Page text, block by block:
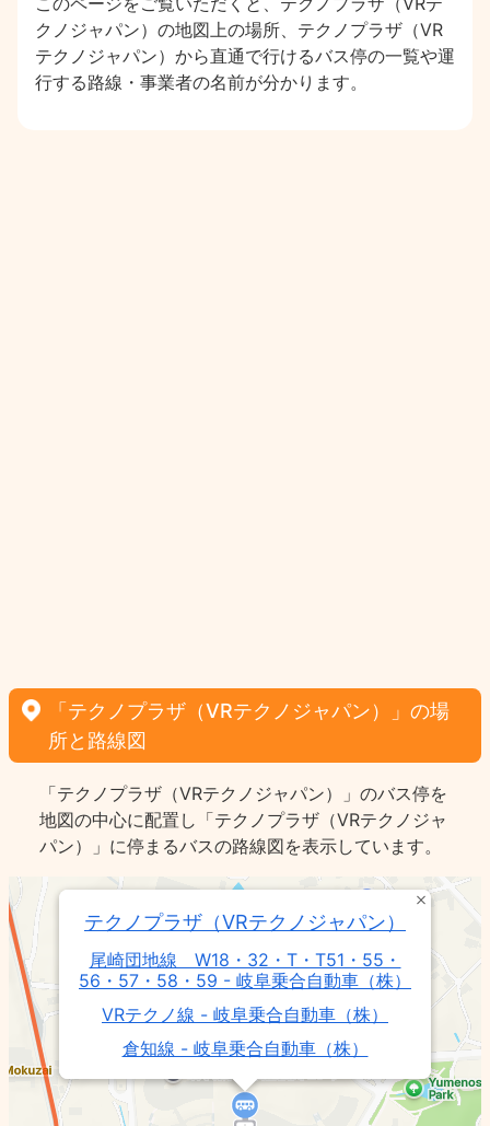
クノジャパン）の地図上の場所、テクノプラザ（VR
テクノジャパン）から直通で行けるバス停の一覧や運
行する路線・事業者の名前が分かります。
「テクノプラザ（VRテクノジャパン）」の場
所と路線図
「テクノプラザ（VRテクノジャパン）」のバス停を
地図の中心に配置し「テクノプラザ（VRテクノジャ
パン）」に停まるバスの路線図を表示しています。
テクノプラザ（VRテクノジャパン）
尾崎団地線 W18・32・T・T51・55・
56・57・58・59 - 岐阜乗合自動車（株）
VRテクノ線 - 岐阜乗合自動車（株）
倉知線 - 岐阜乗合自動車（株）